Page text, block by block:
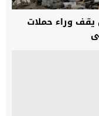
وراء حملات